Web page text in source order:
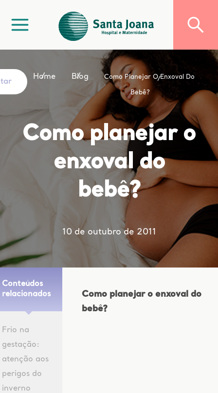
Home Blog Como Planejar O Enxoval Do
Bebê?
Como planejar o
enxoval do
bebê?
10 de outubro de 2011
Conteúdos
relacionados
Frio na
gestação:
atenção aos
perigos do
inverno
Como planejar o enxoval do
bebê?